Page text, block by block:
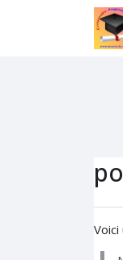
Passer au contenu